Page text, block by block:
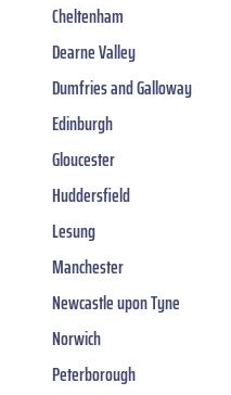
Cheltenham
Dearne Valley
Dumfries and Galloway
Edinburgh
Gloucester
Huddersfield
Lesung
Manchester
Newcastle upon Tyne
Norwich
Peterborough